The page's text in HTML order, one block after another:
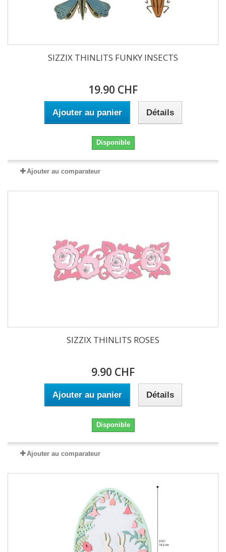
SIZZIX THINLITS FUNKY INSECTS
19.90 CHF
Ajouter au panier Détails
Disponible
Ajouter au comparateur
SIZZIX THINLITS ROSES
9.90 CHF
Ajouter au panier Détails
Disponible
Ajouter au comparateur